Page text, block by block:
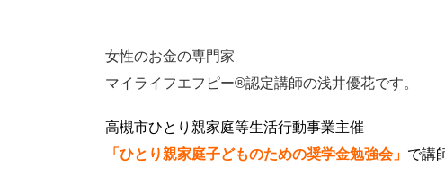
女性のお金の専門家
マイライフエフピー®認定講師の浅井優花です。
高槻市ひとり親家庭等生活行動事業主催
「ひとり親家庭子どものための奨学金勉強会」 で講